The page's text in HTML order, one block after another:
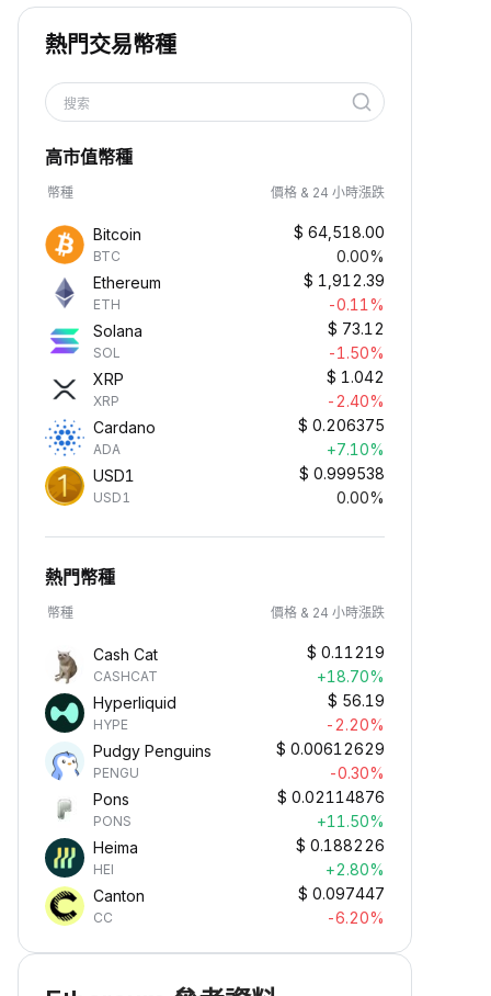
熱門交易幣種
搜索
高市值幣種
幣種 價格 & 24 小時漲跌
Bitcoin
BTC
$ 64,518.00
0.00%
Ethereum
ETH
$ 1,912.39
-0.11%
Solana
SOL
$ 73.12
-1.50%
XRP
XRP
$ 1.042
-2.40%
Cardano
ADA
$ 0.206375
+7.10%
USD1
USD1
$ 0.999538
0.00%
熱門幣種
幣種 價格 & 24 小時漲跌
Cash Cat
CASHCAT
$ 0.11219
+18.70%
Hyperliquid
HYPE
$ 56.19
-2.20%
Pudgy Penguins
PENGU
$ 0.00612629
-0.30%
Pons
PONS
$ 0.02114876
+11.50%
Heima
HEI
$ 0.188226
+2.80%
Canton
CC
$ 0.097447
-6.20%